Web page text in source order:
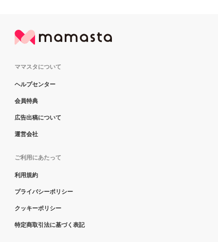
ママスタについて
ヘルプセンター
会員特典
広告出稿について
運営会社
ご利用にあたって
利用規約
プライバシーポリシー
クッキーポリシー
特定商取引法に基づく表記